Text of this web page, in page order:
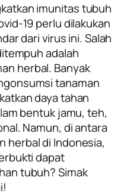
imunitastubuh
19 perlu dilakukan
dari virus ini. Salah
adalah
herbal. Banyak
tanaman
daya tahan
bentuk jamu, teh,
Namun, di antara
herbal di Indonesia,
dapat
tubuh? Simak